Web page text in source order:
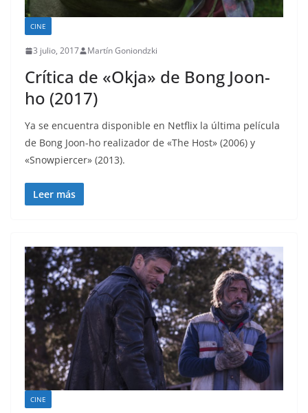
CINE
3 julio, 2017 Martín Goniondzki
Crítica de «Okja» de Bong Joon-
ho (2017)
Ya se encuentra disponible en Netflix la última película
de Bong Joon-ho realizador de «The Host» (2006) y
«Snowpiercer» (2013).
Leer más
CINE